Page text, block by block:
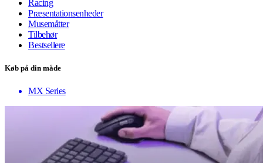
Racing
Præsentationsenheder
Musemåtter
Tilbehør
Bestsellere
Køb på din måde
MX Series